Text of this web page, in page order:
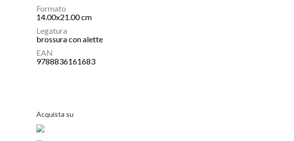
Formato
14.00x21.00 cm
Legatura
brossura con alette
EAN
9788836161683
Acquista su